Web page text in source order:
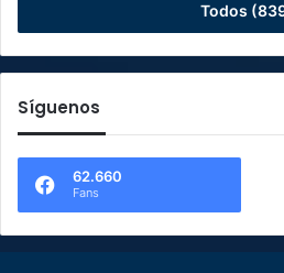
Todos
Síguenos
62.660
Fans